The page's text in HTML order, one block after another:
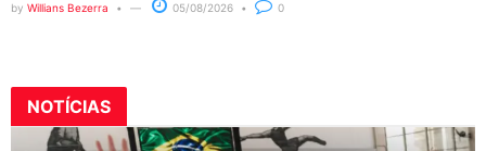
by Willians Bezerra 05/08/2026 0
NOTÍCIAS